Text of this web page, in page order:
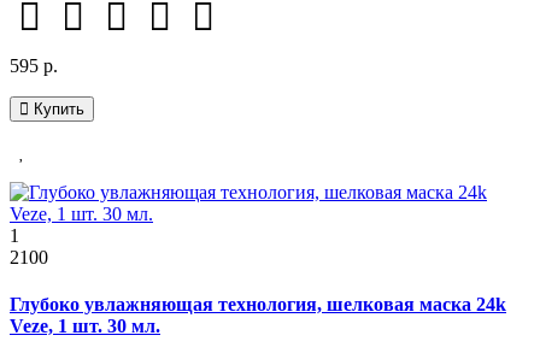
595 р.
Купить
1
2100
Глубоко увлажняющая технология, шелковая маска 24k
Veze, 1 шт. 30 мл.